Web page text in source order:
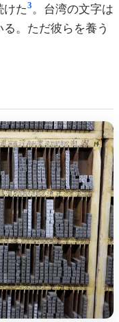
けた3 。台湾の文字は
。ただ彼らを養う